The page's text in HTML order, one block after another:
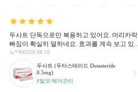
두사트 단독으로만 복용하고 있어요. 머리카락
빠짐이 확실히 덜하네요. 효과를 계속 보고 있어
요. 다량으로 구입해서 더 저렴하게 복용하고 있
어요.
노*우2026.08.10
두사트 (두타스테리드 Dutasteride
0.5mg)
#탈모/헤어관리